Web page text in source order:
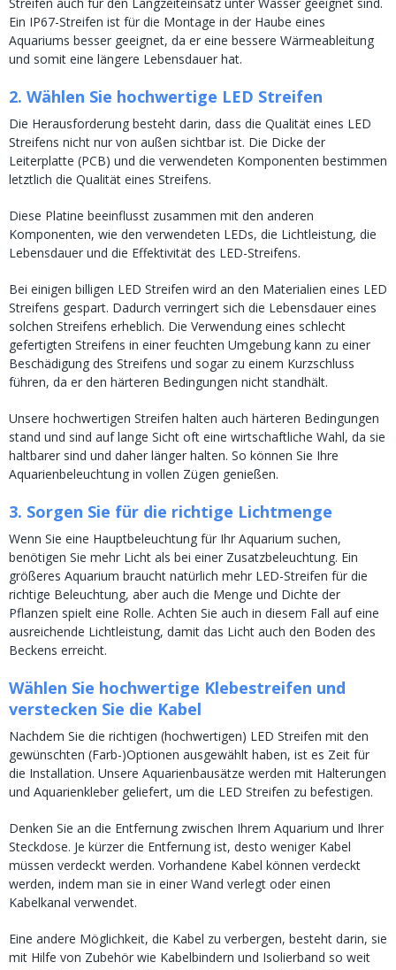
Ein IP67-Streifen ist für die Montage in der Haube eines
Aquariums besser geeignet, da er eine bessere Wärmeableitung
und somit eine längere Lebensdauer hat.
2. Wählen Sie hochwertige LED Streifen
Die Herausforderung besteht darin, dass die Qualität eines LED
Streifens nicht nur von außen sichtbar ist. Die Dicke der
Leiterplatte (PCB) und die verwendeten Komponenten bestimmen
letztlich die Qualität eines Streifens.
Diese Platine beeinflusst zusammen mit den anderen
Komponenten, wie den verwendeten LEDs, die Lichtleistung, die
Lebensdauer und die Effektivität des LED-Streifens.
Bei einigen billigen LED Streifen wird an den Materialien eines LED
Streifens gespart. Dadurch verringert sich die Lebensdauer eines
solchen Streifens erheblich. Die Verwendung eines schlecht
gefertigten Streifens in einer feuchten Umgebung kann zu einer
Beschädigung des Streifens und sogar zu einem Kurzschluss
führen, da er den härteren Bedingungen nicht standhält.
Unsere hochwertigen Streifen halten auch härteren Bedingungen
stand und sind auf lange Sicht oft eine wirtschaftliche Wahl, da sie
haltbarer sind und daher länger halten. So können Sie Ihre
Aquarienbeleuchtung in vollen Zügen genießen.
3. Sorgen Sie für die richtige Lichtmenge
Wenn Sie eine Hauptbeleuchtung für Ihr Aquarium suchen,
benötigen Sie mehr Licht als bei einer Zusatzbeleuchtung. Ein
größeres Aquarium braucht natürlich mehr LED-Streifen für die
richtige Beleuchtung, aber auch die Menge und Dichte der
Pflanzen spielt eine Rolle. Achten Sie auch in diesem Fall auf eine
ausreichende Lichtleistung, damit das Licht auch den Boden des
Beckens erreicht.
Wählen Sie hochwertige Klebestreifen und
verstecken Sie die Kabel
Nachdem Sie die richtigen (hochwertigen) LED Streifen mit den
gewünschten (Farb-)Optionen ausgewählt haben, ist es Zeit für
die Installation. Unsere Aquarienbausätze werden mit Halterungen
und Aquarienkleber geliefert, um die LED Streifen zu befestigen.
Denken Sie an die Entfernung zwischen Ihrem Aquarium und Ihrer
Steckdose. Je kürzer die Entfernung ist, desto weniger Kabel
müssen verdeckt werden. Vorhandene Kabel können verdeckt
werden, indem man sie in einer Wand verlegt oder einen
Kabelkanal verwendet.
Eine andere Möglichkeit, die Kabel zu verbergen, besteht darin, sie
mit Hilfe von Zubehör wie Kabelbindern und Isolierband so weit